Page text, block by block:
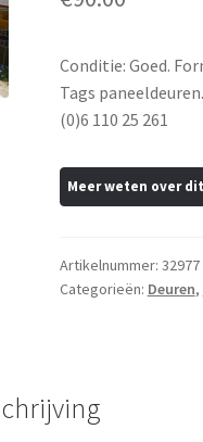
Conditie: Goed.
Tags
(0)6 110 25 261
Artikelnummer: 32977
Categorieën: Deuren,